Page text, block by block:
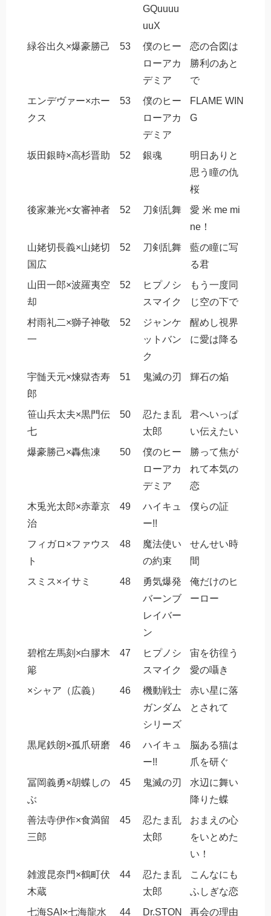
GQuuuu
uuX
緑谷出久×爆豪勝己 53
僕のヒー
ローアカ
デミア
恋の合図は
勝利のあと
で
エンデヴァー×ホー
クス
53
僕のヒー
ローアカ
デミア
FLAME WIN
G
坂田銀時×高杉晋助 52 銀魂
明日ありと
思う瞳の仇
桜
後家兼光×女審神者
52 刀剣乱舞
愛 米 me mi
ne！
山姥切長義×山姥切
国広
52 刀剣乱舞
藍の瞳に写
る君
山田一郎×波羅夷空
却
52
ヒプノシ
スマイク
もう一度同
じ空の下で
村雨礼二×獅子神敬
一
52
ジャンケ
ットバン
ク
醒めし視界
に愛は降る
宇髄天元×煉獄杏寿
郎
51 鬼滅の刃 輝石の焔
笹山兵太夫×黒門伝
七
50
忍たま乱
太郎
君へいっぱ
い伝えたい
爆豪勝己×轟焦凍
50
僕のヒー
ローアカ
デミア
勝って焦が
れて本気の
恋
木兎光太郎×赤葦京
治
49
ハイキュ
ー!!
僕らの証
フィガロ×ファウス
ト
48
魔法使い
の約束
せんせい時
間
スミス×イサミ
48
勇気爆発
バーンブ
レイバー
ン
俺だけのヒ
ーロー
碧棺左馬刻×白膠木
簓
47
ヒプノシ
スマイク
宙を彷徨う
愛の囁き
×シャア（広義）
46
機動戦士
ガンダム
シリーズ
赤い星に落
とされて
黒尾鉄朗×孤爪研磨 46
ハイキュ
ー!!
脳ある猫は
爪を研ぐ
冨岡義勇×胡蝶しの
ぶ
45 鬼滅の刃
水辺に舞い
降りた蝶
善法寺伊作×食満留
三郎
45
忍たま乱
太郎
おまえの心
をいとめた
い！
雑渡昆奈門×鶴町伏
木蔵
44
忍たま乱
太郎
こんなにも
ふしぎな恋
七海SAI×七海龍水
44 Dr.STON 再会の理由